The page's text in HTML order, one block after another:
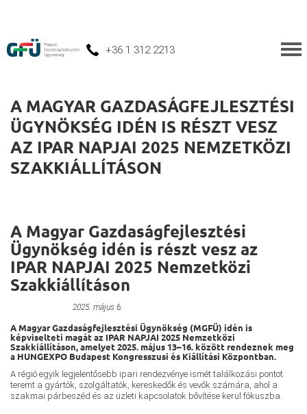
+36 1 312 2213
A MAGYAR GAZDASÁGFEJLESZTÉSI
ÜGYNÖKSÉG IDÉN IS RÉSZT VESZ
AZ IPAR NAPJAI 2025 NEMZETKÖZI
SZAKKIÁLLÍTÁSON
A Magyar Gazdaságfejlesztési
Ügynökség idén is részt vesz az
IPAR NAPJAI 2025 Nemzetközi
Szakkiállításon
2025. május 6.
A Magyar Gazdaságfejlesztési Ügynökség (MGFÜ) idén is
képviselteti magát az IPAR NAPJAI 2025 Nemzetközi
Szakkiállításon, amelyet 2025. május 13–16. között rendeznek meg
a HUNGEXPO Budapest Kongresszusi és Kiállítási Központban.
A régió egyik legjelentősebb ipari rendezvénye ismét találkozási pontot
teremt a gyártók, szolgáltatók, kereskedők és vevők számára, ahol a
szakmai párbeszéd és az üzleti kapcsolatok bővítése kerül fókuszba.